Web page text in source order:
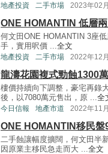
地產投資 二手市場 2023年02
ONE HOMANTIN 低層
何文田ONE HOMANTIN 3座
手，實用呎價 ...全文
地產投資 二手市場 2022年12
龍濤花園複式勁蝕1300萬
樓價持續向下調整，豪宅再錄
後，以7080萬元售出，原 ...全
今日信報 地產市道 2022年11
ONE HOMANTIN移民盤
二手蝕讓幅度擴闊，何文田半
因原業主移民急走而大 ...全文